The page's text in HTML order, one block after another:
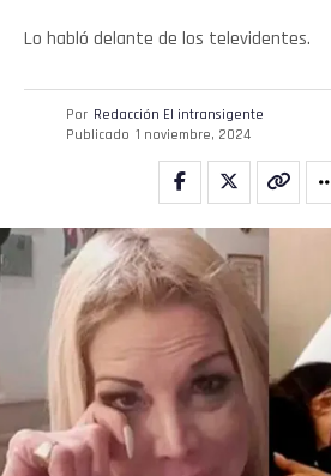
Lo habló delante de los televidentes.
Por Redacción El intransigente
Publicado 1 noviembre, 2024